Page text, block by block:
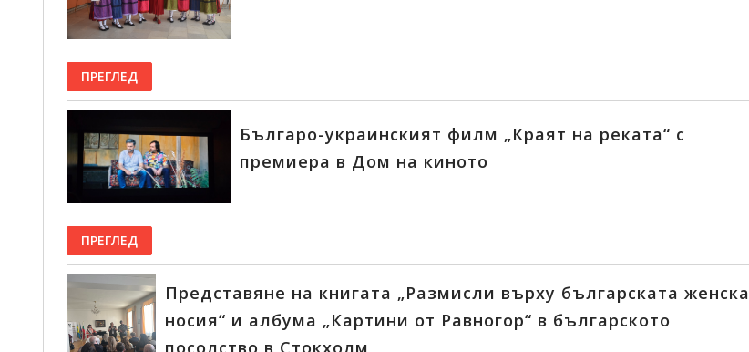
ПРЕГЛЕД
Българо-украинският филм „Краят на реката“ с
премиера в Дом на киното
ПРЕГЛЕД
Представяне на книгата „Размисли върху българската женска
носия“ и албума „Картини от Равногор“ в българското
посолство в Стокхолм